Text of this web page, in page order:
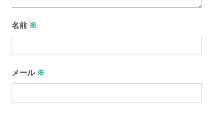
名前 ※
メール ※